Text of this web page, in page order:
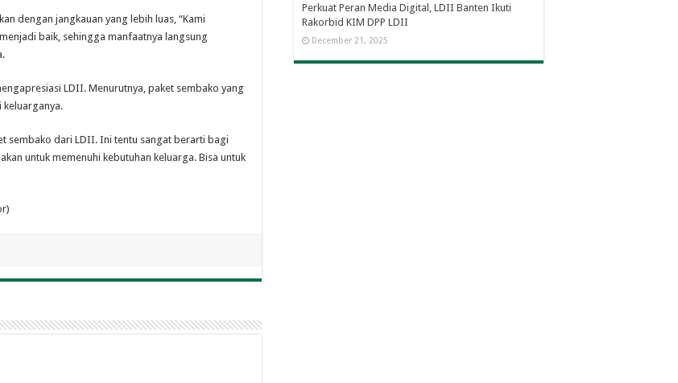
dengan jangkauan yang lebih luas, “Kami
baik, sehingga manfaatnya langsung
LDII. Menurutnya, paket sembako yang
keluarganya.
sembako dari LDII. Ini tentu sangat berarti bagi
untuk memenuhi kebutuhan keluarga. Bisa untuk
Perkuat Peran Media Digital, LDII Banten Ikuti
Rakorbid KIM DPP LDII
December 21, 2025